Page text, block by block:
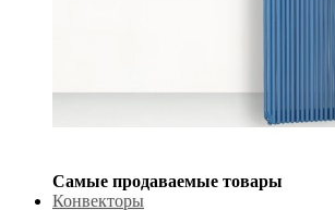
Самые продаваемые товары
Конвекторы